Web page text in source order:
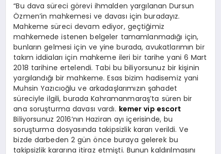
“Bu dava süreci görevi ihmalden yargılanan Dursun
Özmen’in mahkemesi ve davası için buradayız.
Mahkeme süreci devam ediyor, geçtiğimiz
mahkemede istenen belgeler tamamlanmadığı için,
bunların gelmesi için ve yine burada, avukatlarımın bir
takım iddiaları için mahkeme ileri bir tarihe yani 6 Mart
2018 tarihine ertelendi. Tabi bu biliyorsunuz bir kişinin
yargılandığı bir mahkeme. Esas bizim hadisemiz yani
Muhsin Yazıcıoğlu ve arkadaşlarımızın şahadet
süreciyle ilgili, burada Kahramanmaraş’ta süren bir
ana soruşturma davası vardı. kemer vip escort
Biliyorsunuz 2016’nın Haziran ayı içerisinde, bu
soruşturma dosyasında takipsizlik kararı verildi. Ve
bizde darbeden 2 gün önce buraya gelerek bu
takipsizlik kararına itiraz etmişti. Bunun kaldırılmasını